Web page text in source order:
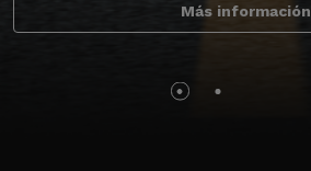
Más información